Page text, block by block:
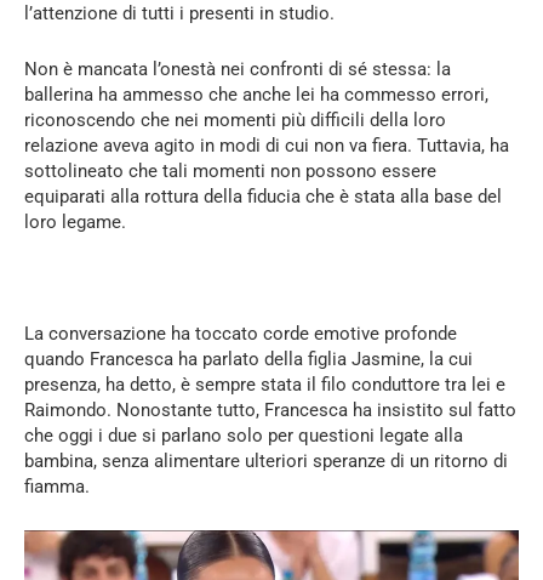
l’attenzione di tutti i presenti in studio.
Non è mancata l’onestà nei confronti di sé stessa: la
ballerina ha ammesso che anche lei ha commesso errori,
riconoscendo che nei momenti più difficili della loro
relazione aveva agito in modi di cui non va fiera. Tuttavia, ha
sottolineato che tali momenti non possono essere
equiparati alla rottura della fiducia che è stata alla base del
loro legame.
La conversazione ha toccato corde emotive profonde
quando Francesca ha parlato della figlia Jasmine, la cui
presenza, ha detto, è sempre stata il filo conduttore tra lei e
Raimondo. Nonostante tutto, Francesca ha insistito sul fatto
che oggi i due si parlano solo per questioni legate alla
bambina, senza alimentare ulteriori speranze di un ritorno di
fiamma.